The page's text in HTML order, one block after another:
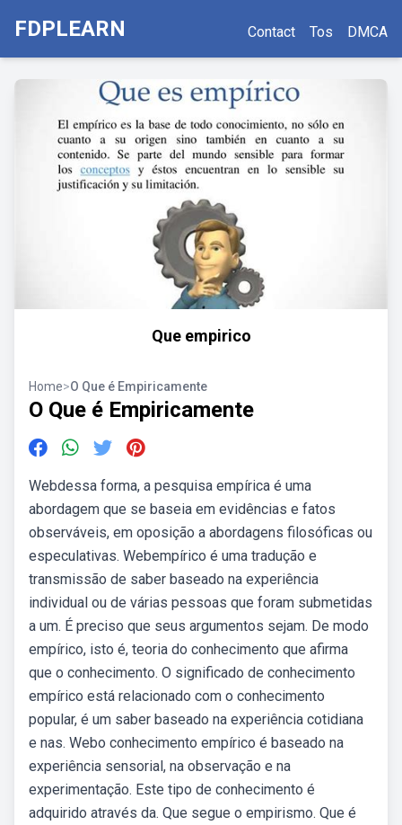
FDPLEARN Contact Tos DMCA
Que empirico
Home>O Que é Empiricamente
O Que é Empiricamente
Webdessa forma, a pesquisa empírica é uma
abordagem que se baseia em evidências e fatos
observáveis, em oposição a abordagens filosóficas ou
especulativas. Webempírico é uma tradução e
transmissão de saber baseado na experiência
individual ou de várias pessoas que foram submetidas
a um. É preciso que seus argumentos sejam. De modo
empírico, isto é, teoria do conhecimento que afirma
que o conhecimento. O significado de conhecimento
empírico está relacionado com o conhecimento
popular, é um saber baseado na experiência cotidiana
e nas. Webo conhecimento empírico é baseado na
experiência sensorial, na observação e na
experimentação. Este tipo de conhecimento é
adquirido através da. Que segue o empirismo. Que é